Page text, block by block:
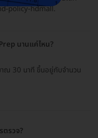
policy-hdmall.
นานแค่ไหน?
าณ 30 นาที ขึ้นอยู่กับจำนวน
ตรวจ?